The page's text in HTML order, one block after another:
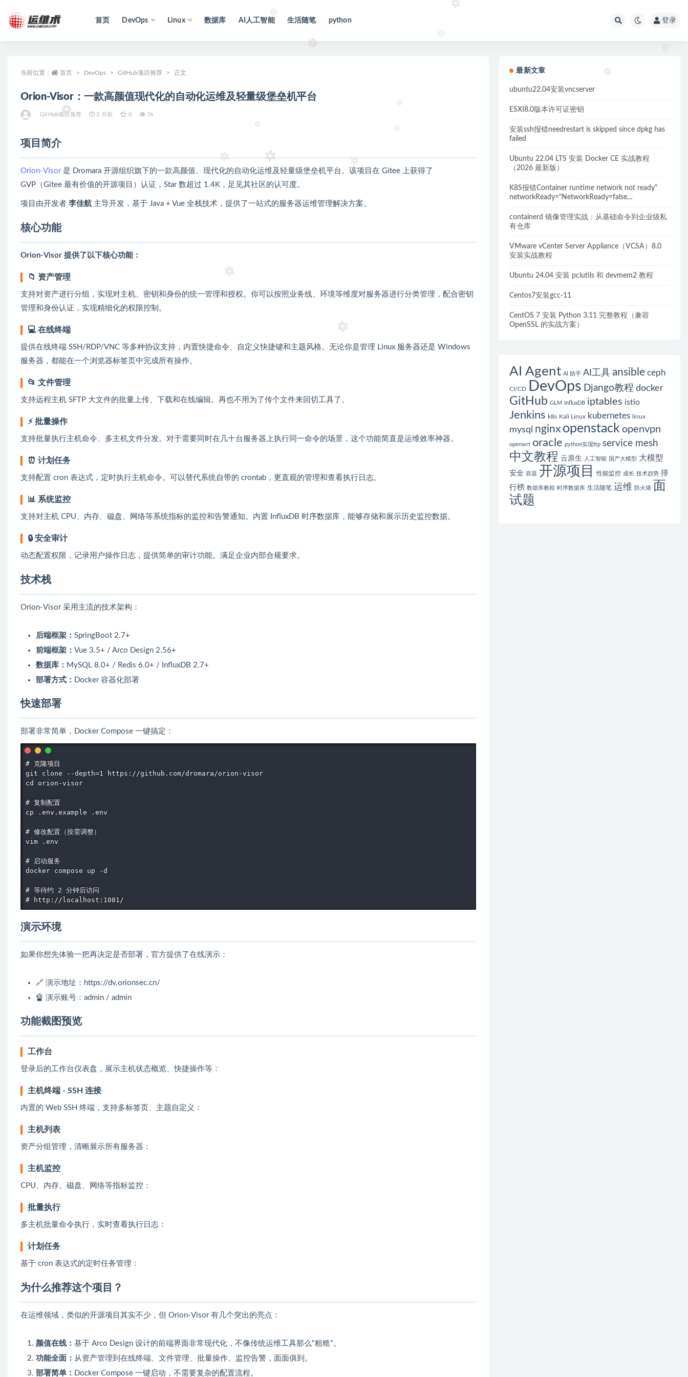
首页 DevOps Linux 数据库 AI人工智能 生活随笔 python 登录
当前位置： 首页 DevOps GitHub项目推荐 正文
Orion-Visor：一款高颜值现代化的自动化运维及轻量级堡垒机平台
GitHub项目推荐 2 月前 0 76
项目简介
Orion-Visor是 Dromara 开源组织旗下的一款高颜值、现代化的自动化运维及轻量级堡垒机平台。该项目在 Gitee 上获得了
GVP（Gitee 最有价值的开源项目）认证，Star 数超过 1.4K，足见其社区的认可度。
项目由开发者 李佳航 主导开发，基于 Java + Vue 全栈技术，提供了一站式的服务器运维管理解决方案。
核心功能
Orion-Visor 提供了以下核心功能：
📁 资产管理
支持对资产进行分组，实现对主机、密钥和身份的统一管理和授权。你可以按照业务线、环境等维度对服务器进行分类管理，配合密钥
管理和身份认证，实现精细化的权限控制。
💻 在线终端
提供在线终端 SSH/RDP/VNC 等多种协议支持，内置快捷命令、自定义快捷键和主题风格。无论你是管理 Linux 服务器还是 Windows
服务器，都能在一个浏览器标签页中完成所有操作。
📂 文件管理
支持远程主机 SFTP 大文件的批量上传、下载和在线编辑。再也不用为了传个文件来回切工具了。
⚡ 批量操作
支持批量执行主机命令、多主机文件分发。对于需要同时在几十台服务器上执行同一命令的场景，这个功能简直是运维效率神器。
⏰ 计划任务
支持配置 cron 表达式，定时执行主机命令。可以替代系统自带的 crontab，更直观的管理和查看执行日志。
📊 系统监控
支持对主机 CPU、内存、磁盘、网络等系统指标的监控和告警通知。内置 InfluxDB 时序数据库，能够存储和展示历史监控数据。
🔒 安全审计
动态配置权限，记录用户操作日志，提供简单的审计功能。满足企业内部合规要求。
技术栈
Orion-Visor 采用主流的技术架构：
后端框架： SpringBoot 2.7+
前端框架： Vue 3.5+ / Arco Design 2.56+
数据库： MySQL 8.0+ / Redis 6.0+ / InfluxDB 2.7+
部署方式： Docker 容器化部署
快速部署
部署非常简单，Docker Compose 一键搞定：
# 克隆项目
git clone --depth=1 https://github.com/dromara/orion-visor
cd orion-visor
# 复制配置
cp .env.example .env
# 修改配置（按需调整）
vim .env
# 启动服务
docker compose up -d
# 等待约 2 分钟后访问
# http://localhost:1081/
演示环境
如果你想先体验一把再决定是否部署，官方提供了在线演示：
🔗 演示地址： https://dv.orionsec.cn/
🔏 演示账号：admin / admin
功能截图预览
工作台
登录后的工作台仪表盘，展示主机状态概览、快捷操作等：
主机终端 - SSH 连接
内置的 Web SSH 终端，支持多标签页、主题自定义：
主机列表
资产分组管理，清晰展示所有服务器：
主机监控
CPU、内存、磁盘、网络等指标监控：
批量执行
多主机批量命令执行，实时查看执行日志：
计划任务
基于 cron 表达式的定时任务管理：
为什么推荐这个项目？
在运维领域，类似的开源项目其实不少，但 Orion-Visor 有几个突出的亮点：
颜值在线： 基于 Arco Design 设计的前端界面非常现代化，不像传统运维工具那么"粗糙"。
功能全面： 从资产管理到在线终端、文件管理、批量操作、监控告警，面面俱到。
部署简单： Docker Compose 一键启动，不需要复杂的配置流程。
最新文章
ubuntu22.04安装vncserver
ESXI8.0版本许可证密钥
安装ssh报错needrestart is skipped since dpkg has
failed
Ubuntu 22.04 LTS 安装 Docker CE 实战教程
（2026 最新版）
K8S报错Container runtime network not ready"
networkReady="NetworkReady=false
containerd 镜像管理实战：从基础命令到企业级私
有仓库
VMware vCenter Server Appliance（VCSA）8.0
安装实战教程
Ubuntu 24.04 安装 pciutils 和 devmem2 教程
Centos7安装gcc-11
CentOS 7 安装 Python 3.11 完整教程（兼容
OpenSSL 的实战方案）
AI Agent AI 助手 AI工具 ansible ceph
CI/CD DevOps Django教程 docker
GitHub GLM InfluxDB iptables istio
Jenkins k8s Kali Linux kubernetes linux
mysql nginx openstack openvpn
openwrt oracle python实现ftp service mesh
中文教程 云原生 人工智能 国产大模型 大模型
安全 容器 开源项目 性能监控 成长 技术趋势 排
行榜 数据库教程 时序数据库 生活随笔 运维 防火墙 面
试题